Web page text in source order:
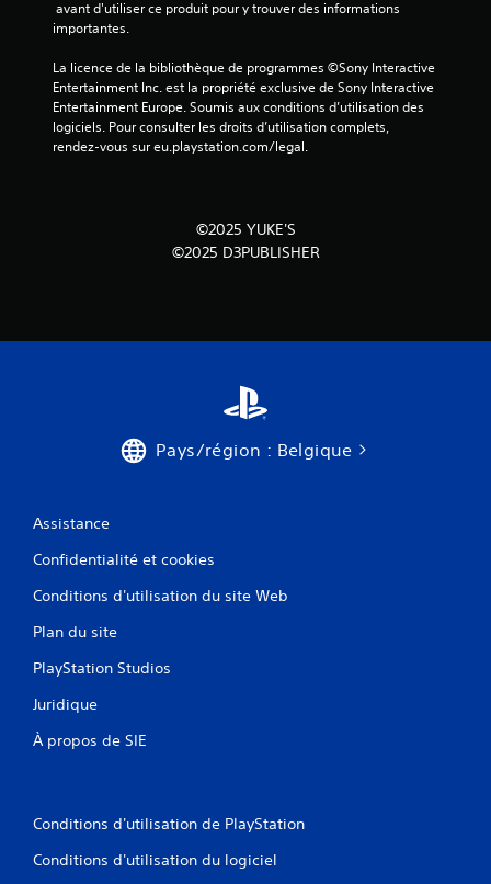
v
i
importantes.
La licence de la bibliothèque de programmes ©Sony Interactive
Entertainment Inc. est la propriété exclusive de Sony Interactive
Entertainment Europe. Soumis aux conditions d’utilisation des
logiciels. Pour consulter les droits d’utilisation complets,
rendez-vous sur eu.playstation.com/legal.
©2025 YUKE'S
©2025 D3PUBLISHER
Pays/région : Belgique
Assistance
Confidentialité et cookies
Conditions d'utilisation du site Web
Plan du site
PlayStation Studios
Juridique
À propos de SIE
Conditions d'utilisation de PlayStation
Conditions d'utilisation du logiciel